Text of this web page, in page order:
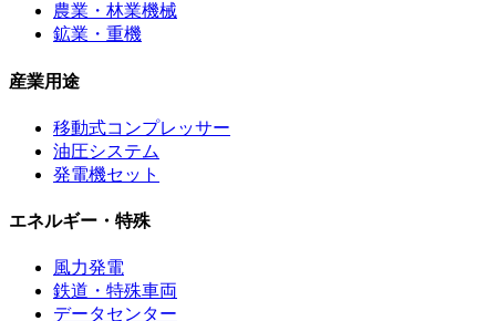
農業・林業機械
鉱業・重機
産業用途
移動式コンプレッサー
油圧システム
発電機セット
エネルギー・特殊
風力発電
鉄道・特殊車両
データセンター